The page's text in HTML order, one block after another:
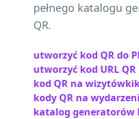
pełnego katalogu
QR.
utworzyć kod QR do
utworzyć kod URL QR
kod QR na wizytówki
kody QR na
katalog generatorów